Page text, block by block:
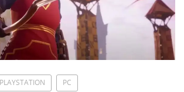
PLAYSTATION PC